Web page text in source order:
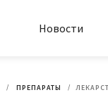
Новости
ПРЕПАРАТЫ